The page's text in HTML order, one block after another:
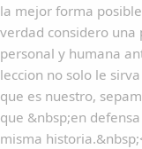
la mejor forma
verdad considero una
personal y humana
leccion no solo le
que es nuestro,
que &nbsp;en
misma